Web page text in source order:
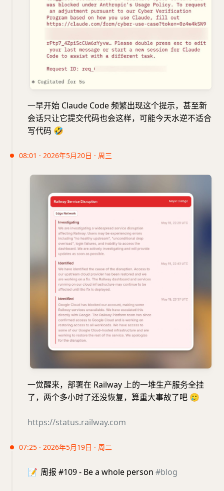
一早开始 Claude Code 频繁出现这个提示，甚至新
会话只让它提交代码也会这样，可能今天水逆不适合
写代码 🤣
08:01 · 2026年5月20日 · 周三
一觉醒来，部署在 Railway 上的一堆生产服务全挂
了，两个多小时了还没恢复，算重大事故了吧 🥲
https://status.railway.com
07:25 · 2026年5月19日 · 周二
📝 周报 #109 - Be a whole person #blog